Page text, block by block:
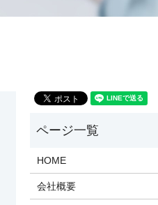
HOME
会社概要